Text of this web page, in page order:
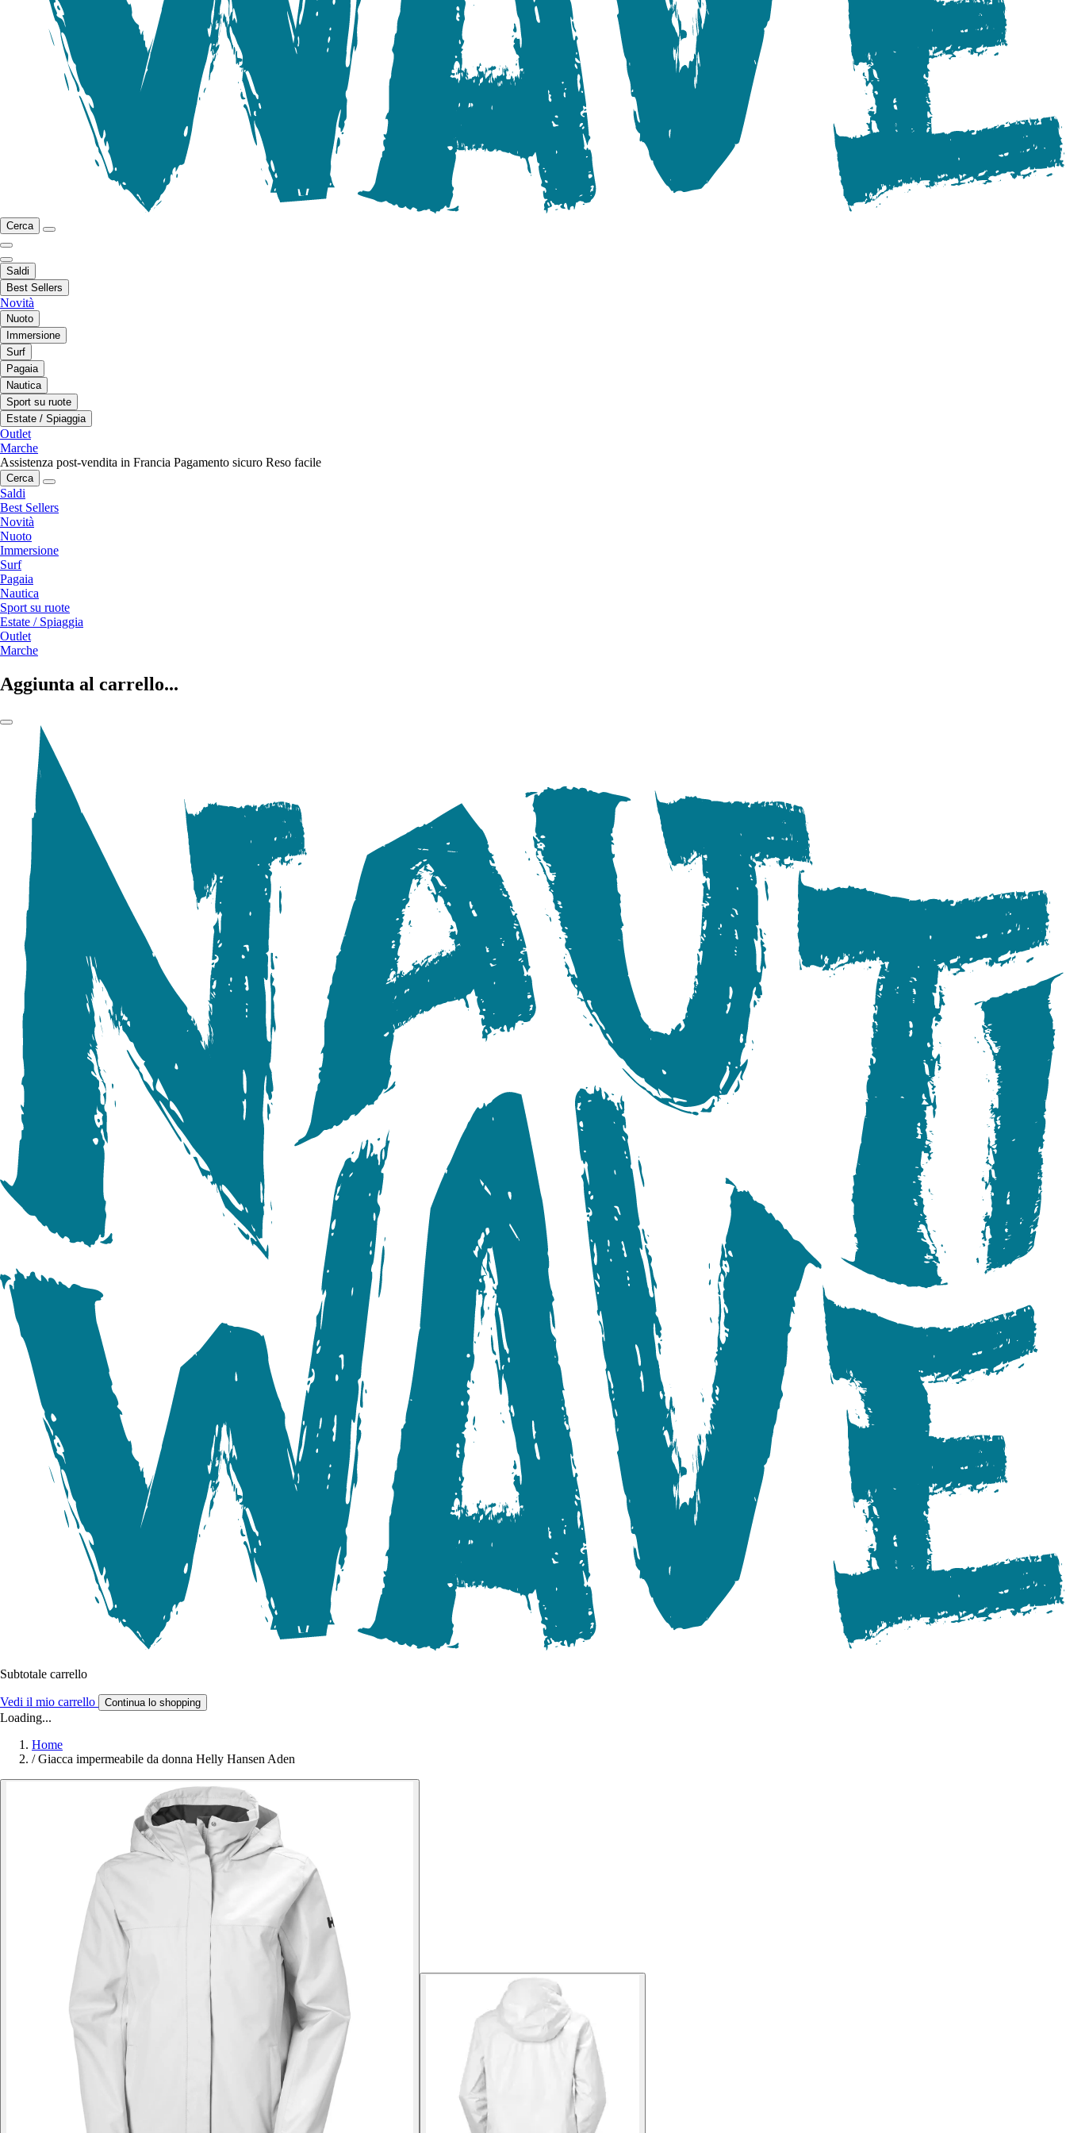
Cerca
Saldi
Best Sellers
Novità
Nuoto
Immersione
Surf
Pagaia
Nautica
Sport su ruote
Estate / Spiaggia
Outlet
Marche
Assistenza post-vendita in Francia Pagamento sicuro Reso facile
Cerca
Saldi
Best Sellers
Novità
Nuoto
Immersione
Surf
Pagaia
Nautica
Sport su ruote
Estate / Spiaggia
Outlet
Marche
Aggiunta al carrello...
Subtotale carrello
Vedi il mio carrello Continua lo shopping
Loading...
Home
/ Giacca impermeabile da donna Helly Hansen Aden